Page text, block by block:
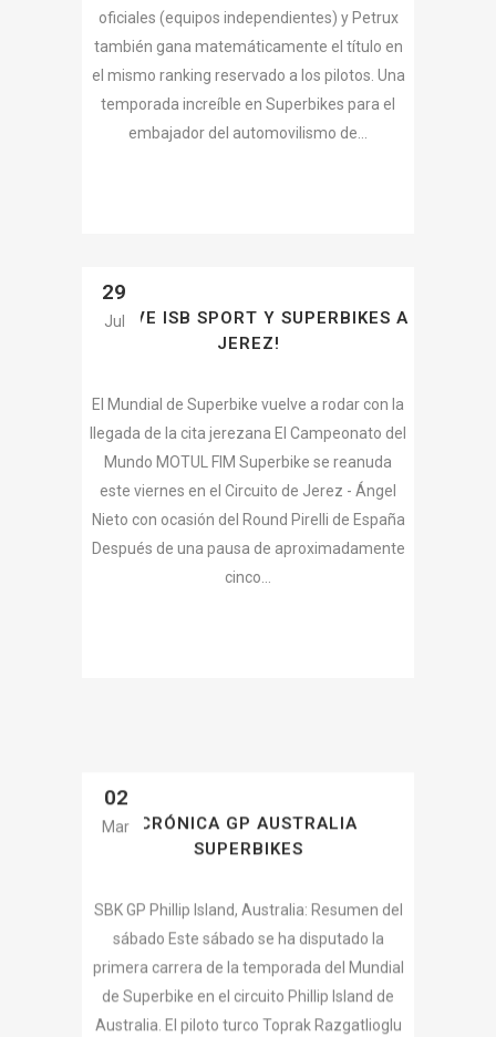
oficiales (equipos independientes) y Petrux
también gana matemáticamente el título en
el mismo ranking reservado a los pilotos. Una
temporada increíble en Superbikes para el
embajador del automovilismo de...
29
Jul
VUELVE ISB SPORT Y SUPERBIKES A
JEREZ!
El Mundial de Superbike vuelve a rodar con la
llegada de la cita jerezana El Campeonato del
Mundo MOTUL FIM Superbike se reanuda
este viernes en el Circuito de Jerez - Ángel
Nieto con ocasión del Round Pirelli de España
Después de una pausa de aproximadamente
cinco...
SBK GP Phillip Island, Australia: Resumen del
primera carrera de la temporada del Mundial
de Superbike en el circuito Phillip Island de
Australia. El piloto turco Toprak Razgatlioglu
ha dado el primer golpe en el Campeonato del
Mundo...